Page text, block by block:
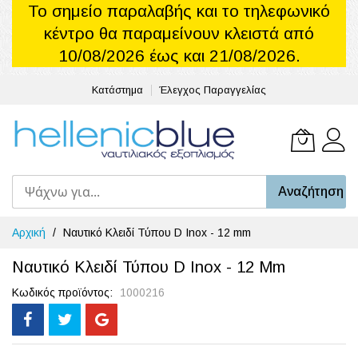
Το σημείο παραλαβής και το τηλεφωνικό
κέντρο θα παραμείνουν κλειστά από
10/08/2026 έως και 21/08/2026.
Κατάστημα Έλεγχος Παραγγελίας
Το
Αναζήτηση
Μετάβαση
στο
περιεχόμενο
Αρχική Ναυτικό Κλειδί Τύπου D Inox - 12 mm
Ναυτικό Κλειδί Τύπου D Inox - 12 Mm
Κωδικός προϊόντος 1000216